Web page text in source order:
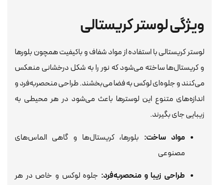
ویژگی لوستر کریستالی
لوستر کریستالی با استفاده از مواد شفاف و باکیفیت همچون بلورها
و کریستال‌ها ساخته می‌شود که نور را به شکل درخشانی منعکس
می‌کنند و جلوه‌ای لوکس به فضا می‌بخشند. طراحی منحصربه‌فرد و
اندازه‌های متنوع این لوسترها باعث می‌شود در هر محیطی به
زیبایی جای بگیرند.
مواد ساخت: بلورها، کریستال‌ها و گاهی الماس‌های
مصنوعی
طراحی زیبا و منحصربه‌فرد: جلوه لوکس و خاص در هر